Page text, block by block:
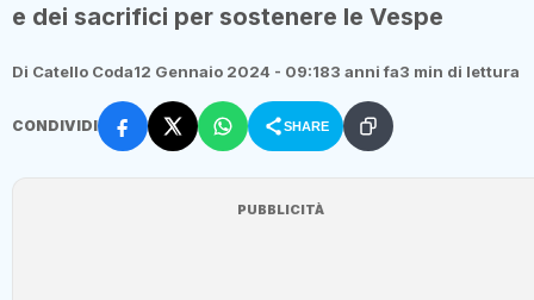
e dei sacrifici per sostenere le Vespe
Di Catello Coda12 Gennaio 2024 - 09:183 anni fa3 min di lettura
CONDIVIDI SHARE
PUBBLICITÀ